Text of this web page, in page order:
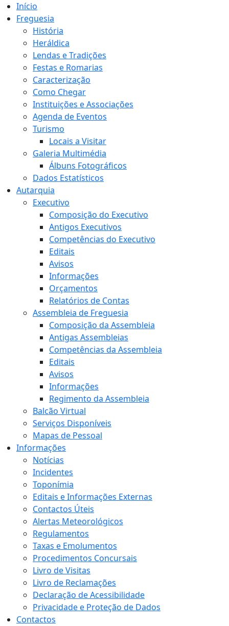
Início
Freguesia
História
Heráldica
Lendas e Tradições
Festas e Romarias
Caracterização
Como Chegar
Instituições e Associações
Agenda de Eventos
Turismo
Locais a Visitar
Galeria Multimédia
Álbuns Fotográficos
Dados Estatísticos
Autarquia
Executivo
Composição do Executivo
Antigos Executivos
Competências do Executivo
Editais
Avisos
Informações
Orçamentos
Relatórios de Contas
Assembleia de Freguesia
Composição da Assembleia
Antigas Assembleias
Competências da Assembleia
Editais
Avisos
Informações
Regimento da Assembleia
Balcão Virtual
Serviços Disponíveis
Mapas de Pessoal
Informações
Notícias
Incidentes
Toponímia
Editais e Informações Externas
Contactos Úteis
Alertas Meteorológicos
Regulamentos
Taxas e Emolumentos
Procedimentos Concursais
Livro de Visitas
Livro de Reclamações
Declaração de Acessibilidade
Privacidade e Proteção de Dados
Contactos